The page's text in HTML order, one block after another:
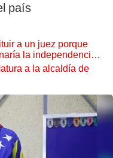
país
a un juez porque
la independencia
a la alcaldía de